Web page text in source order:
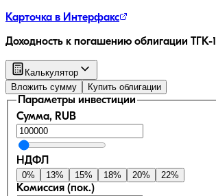
Карточка в Интерфакс
Доходность к погашению облигации ТГК-
Калькулятор
Вложить сумму
Купить облигации
Параметры инвестиции
Сумма, RUB
НДФЛ
0% 13% 15% 18% 20% 22%
Комиссия (пок.)